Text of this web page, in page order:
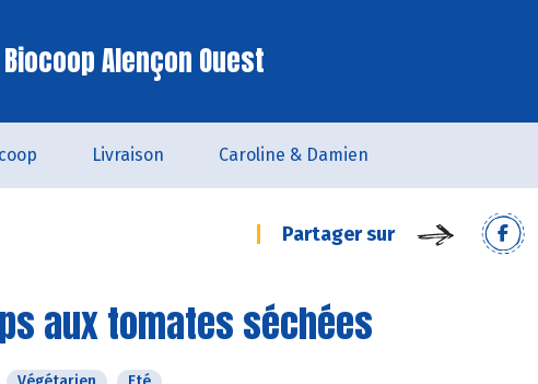
Biocoop Alençon Ouest
Livraison Caroline & Damien
Partager sur
aux tomates séchées